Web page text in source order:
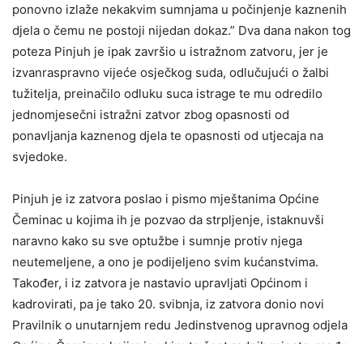
ponovno izlaže nekakvim sumnjama u počinjenje kaznenih
djela o čemu ne postoji nijedan dokaz.” Dva dana nakon tog
poteza Pinjuh je ipak završio u istražnom zatvoru, jer je
izvanraspravno vijeće osječkog suda, odlučujući o žalbi
tužitelja, preinačilo odluku suca istrage te mu odredilo
jednomjesečni istražni zatvor zbog opasnosti od
ponavljanja kaznenog djela te opasnosti od utjecaja na
svjedoke.
Pinjuh je iz zatvora poslao i pismo mještanima Općine
Čeminac u kojima ih je pozvao da strpljenje, istaknuvši
naravno kako su sve optužbe i sumnje protiv njega
neutemeljene, a ono je podijeljeno svim kućanstvima.
Također, i iz zatvora je nastavio upravljati Općinom i
kadrovirati, pa je tako 20. svibnja, iz zatvora donio novi
Pravilnik o unutarnjem redu Jedinstvenog upravnog odjela